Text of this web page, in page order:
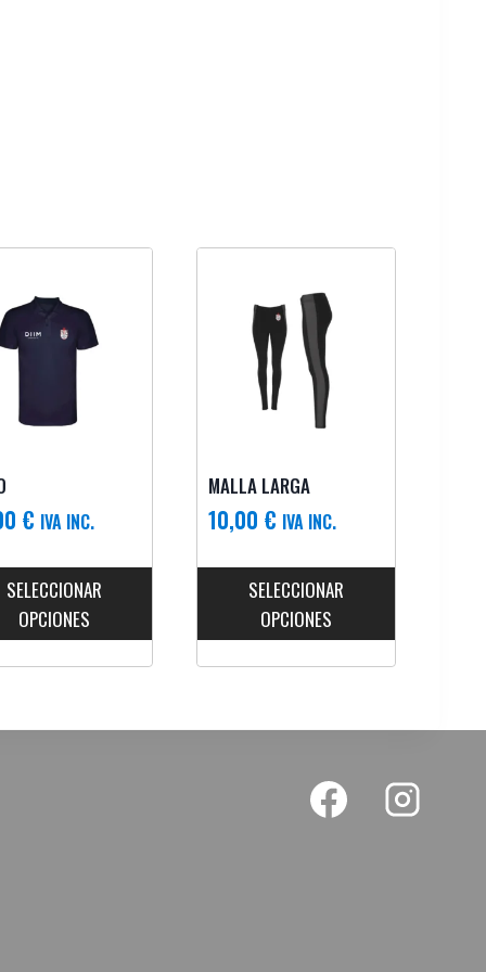
€ IVA INC.
SELECCIONAR
OPCIONES
MALLA LARGA
10,00 € IVA INC.
SELECCIONAR
OPCIONES